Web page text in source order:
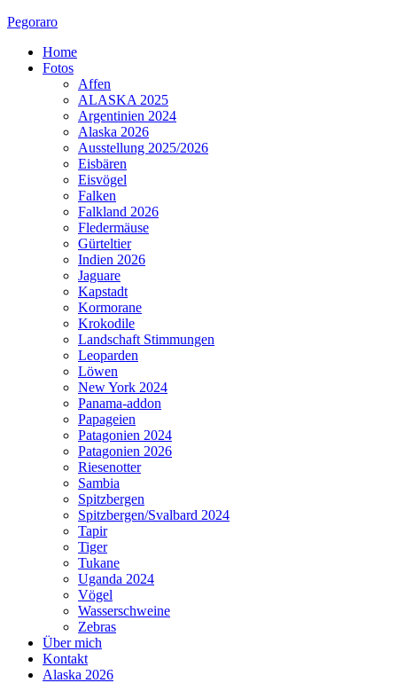
Pegoraro
Home
Fotos
Affen
ALASKA 2025
Argentinien 2024
Alaska 2026
Ausstellung 2025/2026
Eisbären
Eisvögel
Falken
Falkland 2026
Fledermäuse
Gürteltier
Indien 2026
Jaguare
Kapstadt
Kormorane
Krokodile
Landschaft Stimmungen
Leoparden
Löwen
New York 2024
Panama-addon
Papageien
Patagonien 2024
Patagonien 2026
Riesenotter
Sambia
Spitzbergen
Spitzbergen/Svalbard 2024
Tapir
Tiger
Tukane
Uganda 2024
Vögel
Wasserschweine
Zebras
Über mich
Kontakt
Alaska 2026